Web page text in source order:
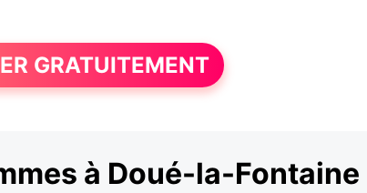
GRATUITEMENT
à Doué-la-Fontaine